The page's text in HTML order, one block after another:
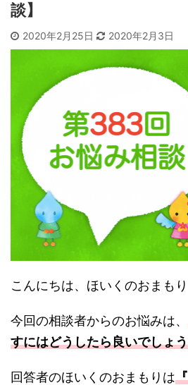
談】
2020年2月25日 2020年2月3日
こんにちは、ほいくのおまもり
今回の相談者からのお悩みは、
すにはどうしたら良いでしょ
回答者のほいくのおまもりは